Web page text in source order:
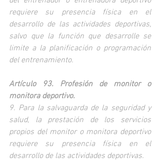
requiere su presencia física en el
desarrollo de las actividades deportivas,
salvo que la función que desarrolle se
limite a la planificación o programación
del entrenamiento.
Artículo 93. Profesión de monitor o
monitora deportivo.
9. Para la salvaguarda de la seguridad y
salud, la prestación de los servicios
propios del monitor o monitora deportivo
requiere su presencia física en el
desarrollo de las actividades deportivas.